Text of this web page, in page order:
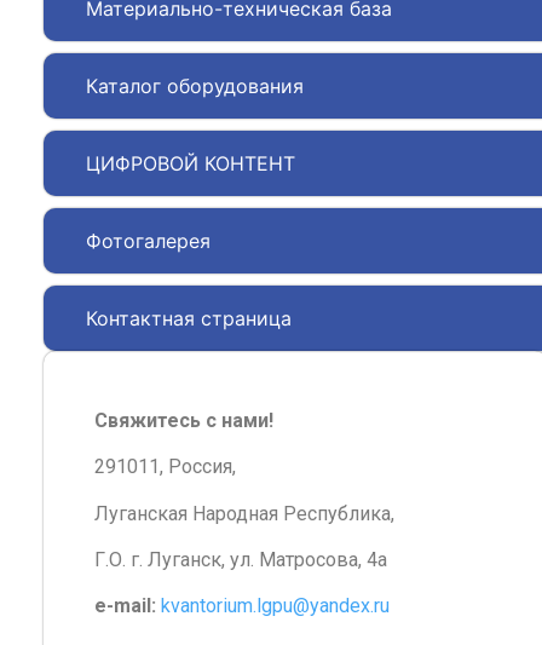
Материально-техническая база
Каталог оборудования
ЦИФРОВОЙ КОНТЕНТ
Фотогалерея
Контактная страница
Свяжитесь с нами!
291011, Россия,
Луганская Народная Республика,
Г.О. г. Луганск, ул. Матросова, 4а
e-mail: kvantorium.lgpu@yandex.ru